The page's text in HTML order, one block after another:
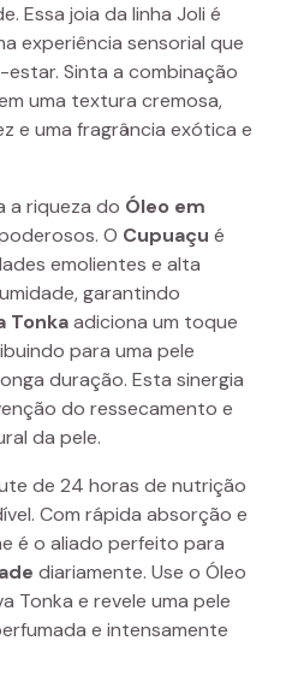
Essa joia da linha Joli é
experiência sensorial que
estar. Sinta a combinação
uma textura cremosa,
e uma fragrância exótica e
a riqueza do Óleo em
O Cupuaçu é
emolientes e alta
garantindo
Tonkaadiciona um toque
para uma pele
duração. Esta sinergia
do ressecamento e
da pele.
de 24 horas de nutrição
Com rápida absorção e
é o aliado perfeito para
diariamente. Use o Óleo
Tonka e revele uma pele
e intensamente